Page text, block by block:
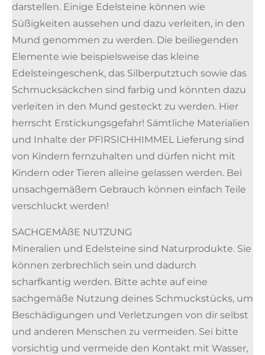
darstellen. Einige Edelsteine können wie
Süßigkeiten aussehen und dazu verleiten, in den
Mund genommen zu werden. Die beiliegenden
Elemente wie beispielsweise das kleine
Edelsteingeschenk, das Silberputztuch sowie das
Schmucksäckchen sind farbig und könnten dazu
verleiten in den Mund gesteckt zu werden. Hier
herrscht Erstickungsgefahr! Sämtliche Materialien
und Inhalte der PFIRSICHHIMMEL Lieferung sind
von Kindern fernzuhalten und dürfen nicht mit
Kindern oder Tieren alleine gelassen werden. Bei
unsachgemäßem Gebrauch können einfach Teile
verschluckt werden!
SACHGEMÄßE NUTZUNG
Mineralien und Edelsteine sind Naturprodukte. Sie
können zerbrechlich sein und dadurch
scharfkantig werden. Bitte achte auf eine
sachgemäße Nutzung deines Schmuckstücks, um
Beschädigungen und Verletzungen von dir selbst
und anderen Menschen zu vermeiden. Sei bitte
vorsichtig und vermeide den Kontakt mit Wasser,